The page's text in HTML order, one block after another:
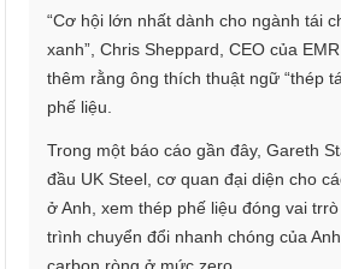
“Cơ hội lớn nhất dành cho ngành tái
xanh”, Chris Sheppard, CEO của
thêm rằng ông thích thuật ngữ “thép
phế liệu.
Trong một báo cáo gần đây, Gareth
đầu UK Steel, cơ quan đại diện cho
ở Anh, xem thép phế liệu đóng vai
trình chuyển đổi nhanh chóng của